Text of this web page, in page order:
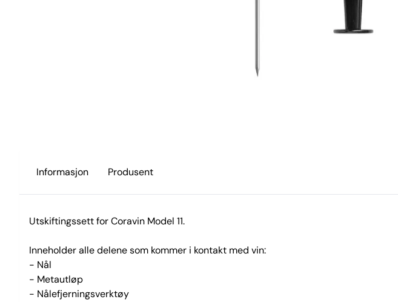
Informasjon Produsent
Utskiftingssett for Coravin Model 11.
Inneholder alle delene som kommer i kontakt med vin:
- Nål
- Metautløp
- Nålefjerningsverktøy